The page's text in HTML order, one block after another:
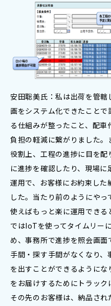
安田聡美氏：私は出荷を管
画をシステム化できたこと
る仕組みが整ったこと、配
負担の軽減に繋がりました
役割上、工程の進捗に目を
に進捗を確認したり、現場
運用で、お客様にお約束した
した。当たり前のようにや
使えばもっと楽に運用でき
ではIoTを使ってタイムリー
め、事務所で進捗を照会画面
手間・探す手間がなくなり
を出すことができるように
をお届けするためにトラック
その先のお客様は、納品さ